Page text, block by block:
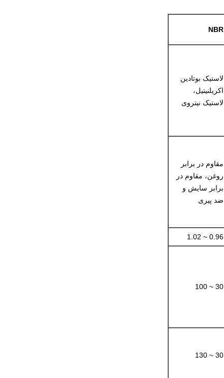
NBR
لاستیک بوتادین
اکریلنیتیل،
لاستیک نیتروی
مقاوم در برابر
روغن، مقاوم در
برابر سایش و
ضد پیری
0.96 ~ 1.02
30 ~ 100
30 ~ 130